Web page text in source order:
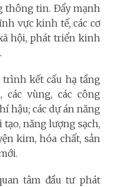
thông tin. Đẩy mạnh
vực kinh tế, các cơ
hội, phát triển kinh
kết cấu hạ tầng
các vùng, các công
hậu; các dự án năng
năng lượng sạch,
kim, hóa chất, sản
tâm đầu tư phát